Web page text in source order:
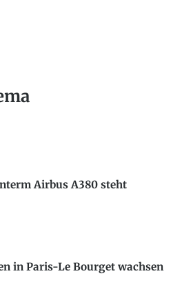
Airbus A380 steht
in Paris-Le Bourget wachsen